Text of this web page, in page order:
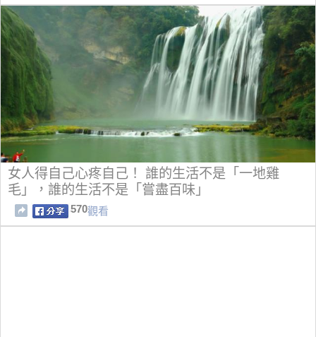
女人得自己心疼自己！ 誰的生活不是「一地雞
毛」，誰的生活不是「嘗盡百味」
570觀看